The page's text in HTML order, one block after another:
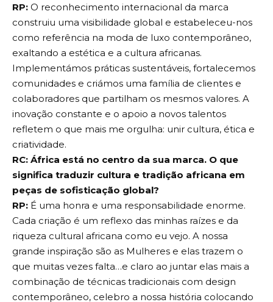
RP: O reconhecimento internacional da marca
construiu uma visibilidade global e estabeleceu-nos
como referência na moda de luxo contemporâneo,
exaltando a estética e a cultura africanas.
Implementámos práticas sustentáveis, fortalecemos
comunidades e criámos uma família de clientes e
colaboradores que partilham os mesmos valores. A
inovação constante e o apoio a novos talentos
refletem o que mais me orgulha: unir cultura, ética e
criatividade.
RC: África está no centro da sua marca. O que
significa traduzir cultura e tradição africana em
peças de sofisticação global?
RP: É uma honra e uma responsabilidade enorme.
Cada criação é um reflexo das minhas raízes e da
riqueza cultural africana como eu vejo. A nossa
grande inspiração são as Mulheres e elas trazem o
que muitas vezes falta…e claro ao juntar elas mais a
combinação de técnicas tradicionais com design
contemporâneo, celebro a nossa história colocando